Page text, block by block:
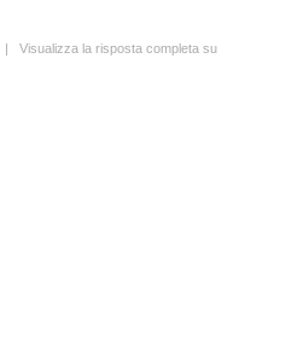
| Visualizza la risposta completa su